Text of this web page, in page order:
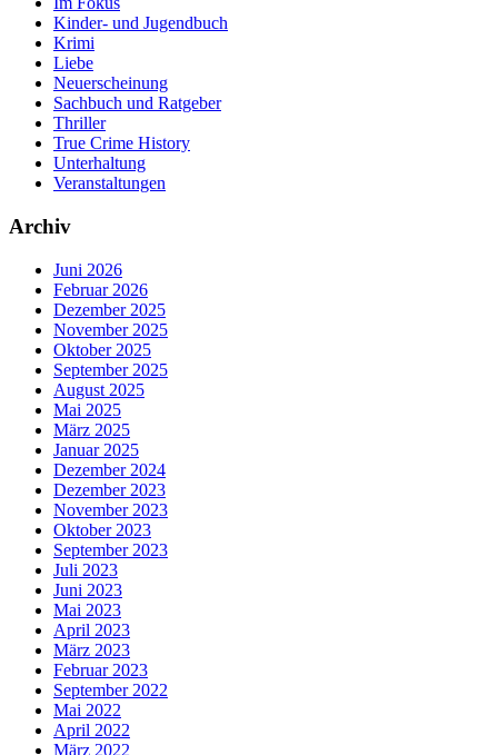
Kinder- und Jugendbuch
Krimi
Liebe
Neuerscheinung
Sachbuch und Ratgeber
Thriller
True Crime History
Unterhaltung
Veranstaltungen
Archiv
Juni 2026
Februar 2026
Dezember 2025
November 2025
Oktober 2025
September 2025
August 2025
Mai 2025
März 2025
Januar 2025
Dezember 2024
Dezember 2023
November 2023
Oktober 2023
September 2023
Juli 2023
Juni 2023
Mai 2023
April 2023
März 2023
Februar 2023
September 2022
Mai 2022
April 2022
März 2022